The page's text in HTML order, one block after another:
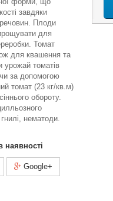
завдяки
Плоди
для
Томат
для квашення та
урожай томатів
за допомогою
томат (23 кг/кв.м)
обороту.
нематоди.
наявності
Google+